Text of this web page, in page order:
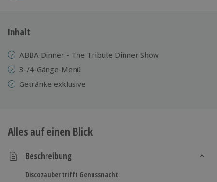
3 Jahre gültig & verlängerbar.
Inhalt
ABBA Dinner - The Tribute Dinner Show
3-/4-Gänge-Menü
Getränke exklusive
Alles auf einen Blick
Beschreibung
Discozauber trifft Genussnacht